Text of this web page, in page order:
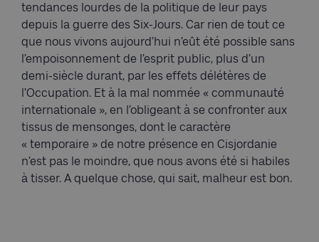
tendances lourdes de la politique de leur pays
depuis la guerre des Six-Jours. Car rien de tout ce
que nous vivons aujourd’hui n’eût été possible sans
l’empoisonnement de l’esprit public, plus d’un
demi-siècle durant, par les effets délétères de
l’Occupation. Et à la mal nommée « communauté
internationale », en l’obligeant à se confronter aux
tissus de mensonges, dont le caractère
« temporaire » de notre présence en Cisjordanie
n’est pas le moindre, que nous avons été si habiles
à tisser. A quelque chose, qui sait, malheur est bon.